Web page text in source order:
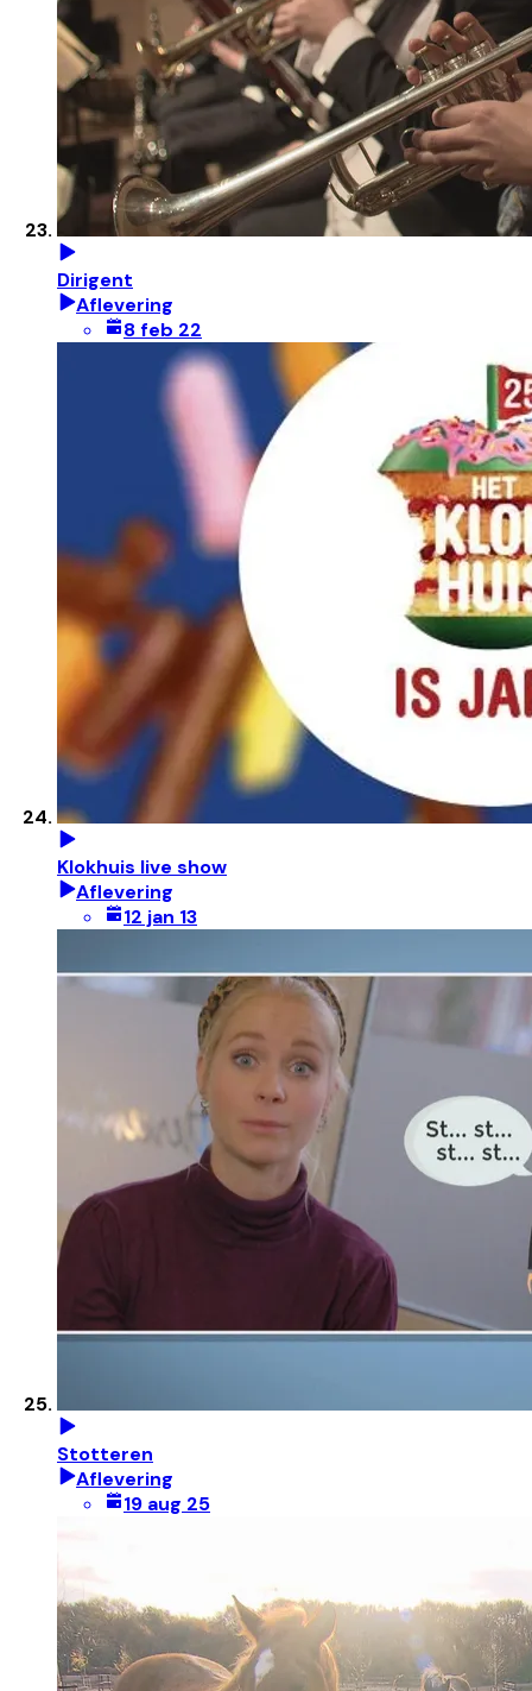
Dirigent
Aflevering
8 feb 22
Klokhuis live show
Aflevering
12 jan 13
Stotteren
Aflevering
19 aug 25